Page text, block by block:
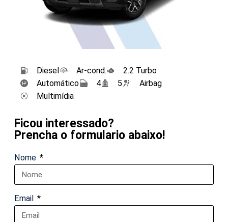
Diesel Ar-cond.
2.2 Turbo
Automático
4 5
Airbag
Multimídia
Ficou interessado?
Prencha o formulario abaixo!
Nome
Email